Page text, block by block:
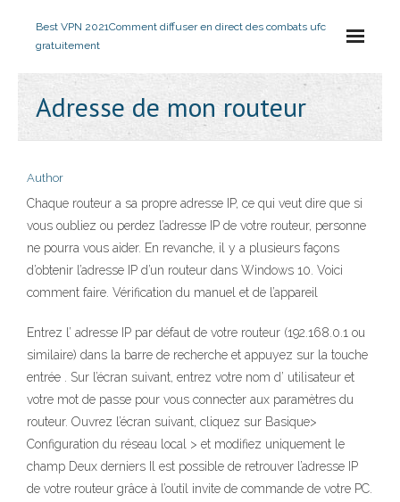
Best VPN 2021Comment diffuser en direct des combats ufc
gratuitement
Adresse de mon routeur
Author
Chaque routeur a sa propre adresse IP, ce qui veut dire que si
vous oubliez ou perdez l’adresse IP de votre routeur, personne
ne pourra vous aider. En revanche, il y a plusieurs façons
d’obtenir l’adresse IP d’un routeur dans Windows 10. Voici
comment faire. Vérification du manuel et de l’appareil
Entrez l’ adresse IP par défaut de votre routeur (192.168.0.1 ou
similaire) dans la barre de recherche et appuyez sur la touche
entrée . Sur l’écran suivant, entrez votre nom d’ utilisateur et
votre mot de passe pour vous connecter aux paramètres du
routeur. Ouvrez l’écran suivant, cliquez sur Basique>
Configuration du réseau local > et modifiez uniquement le
champ Deux derniers Il est possible de retrouver l’adresse IP
de votre routeur grâce à l’outil invite de commande de votre PC.